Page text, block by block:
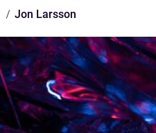
Jon Larsson